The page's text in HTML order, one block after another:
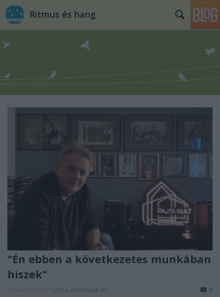
Ritmus és hang
"Én ebben a következetes munkában
hiszek"
Ritmus és hang • 2022. december 20. 0